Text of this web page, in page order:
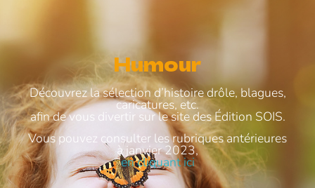
Humour
Découvrez la sélection d’histoire drôle, blagues,
caricatures, etc.
afin de vous divertir sur le site des Édition SOIS.
Vous pouvez consulter les rubriques antérieures
à janvier 2023,
en cliquant ici